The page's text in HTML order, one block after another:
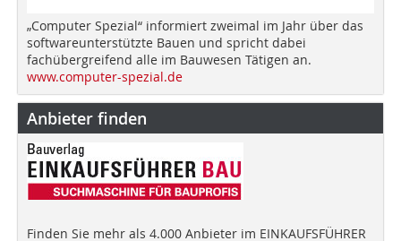
„Computer Spezial“ informiert zweimal im Jahr über das
softwareunterstützte Bauen und spricht dabei
fachübergreifend alle im Bauwesen Tätigen an.
www.computer-spezial.de
Anbieter finden
Finden Sie mehr als 4.000 Anbieter im EINKAUFSFÜHRER